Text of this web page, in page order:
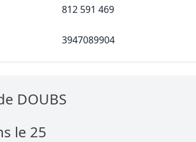
812 591 469
3947089904
DOUBS
le 25